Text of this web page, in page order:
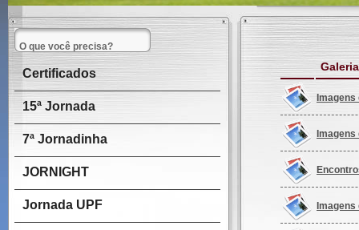
Certificados
15ª Jornada
7ª Jornadinha
JORNIGHT
Jornada UPF
Galeria
Imagens
Imagens
Imagens